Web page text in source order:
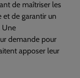
de maîtriser les
et de garantir un
Une
demande pour
apposer leur